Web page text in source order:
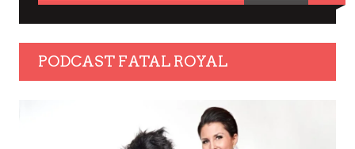
PODCAST FATAL ROYAL